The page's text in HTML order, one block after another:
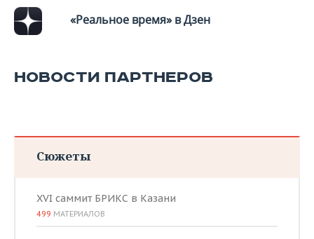
«Реальное время» в Дзен
НОВОСТИ ПАРТНЕРОВ
Сюжеты
XVI саммит БРИКС в Казани
499 МАТЕРИАЛОВ